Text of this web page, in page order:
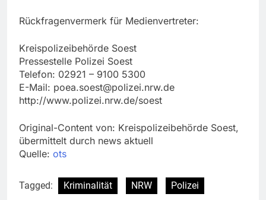
Rückfragenvermerk für Medienvertreter:
Kreispolizeibehörde Soest
Pressestelle Polizei Soest
Telefon: 02921 – 9100 5300
E-Mail: poea.soest@polizei.nrw.de
http://www.polizei.nrw.de/soest
Original-Content von: Kreispolizeibehörde Soest,
übermittelt durch news aktuell
Quelle: ots
Tagged: Kriminalität NRW Polizei